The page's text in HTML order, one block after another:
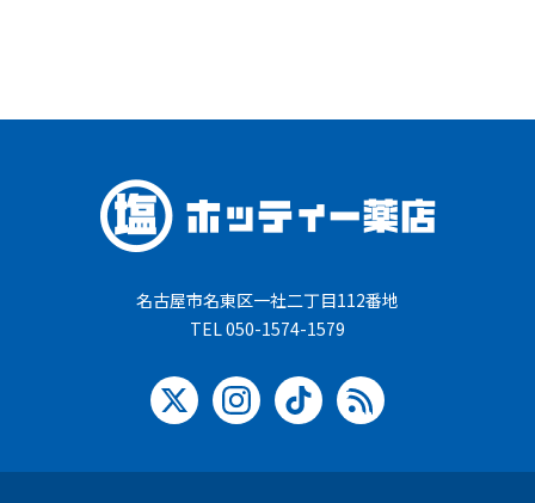
名古屋市名東区一社二丁目112番地
TEL 050-1574-1579